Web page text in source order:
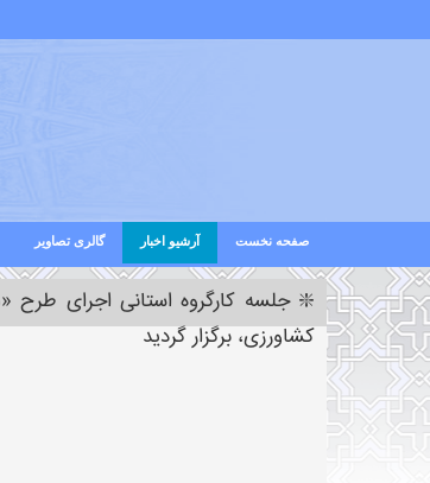
صفحه نخست آرشیو اخبار گالری تصاویر
❇️ جلسه کارگروه استانی اجرای طرح
کشاورزی، برگزار گردید